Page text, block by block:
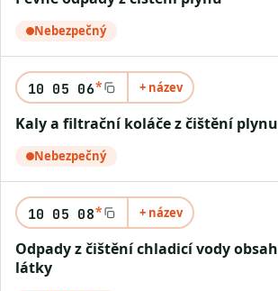
Nebezpečný
10 05 06* + název
Kaly a filtrační koláče z čištění plynu
Nebezpečný
10 05 08* + název
Odpady z čištění chladicí vody obsahující ropné
látky